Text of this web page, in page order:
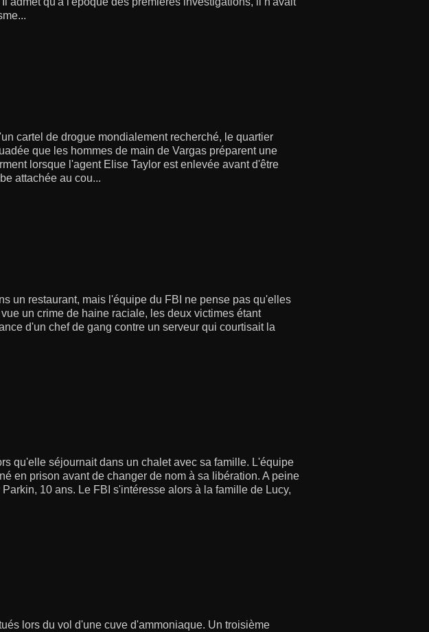
cartel de drogue mondialement recherché, le quartier
que les hommes de main de Vargas préparent une
lorsque l'agent Elise Taylor est enlevée avant d'être
attachée au cou...
un restaurant, mais l'équipe du FBI ne pense pas qu'elles
un crime de haine raciale, les deux victimes étant
d'un chef de gang contre un serveur qui courtisait la
qu'elle séjournait dans un chalet avec sa famille. L'équipe
en prison avant de changer de nom à sa libération. A peine
10 ans. Le FBI s'intéresse alors à la famille de Lucy,
lors du vol d'une cuve d'ammoniaque. Un troisième